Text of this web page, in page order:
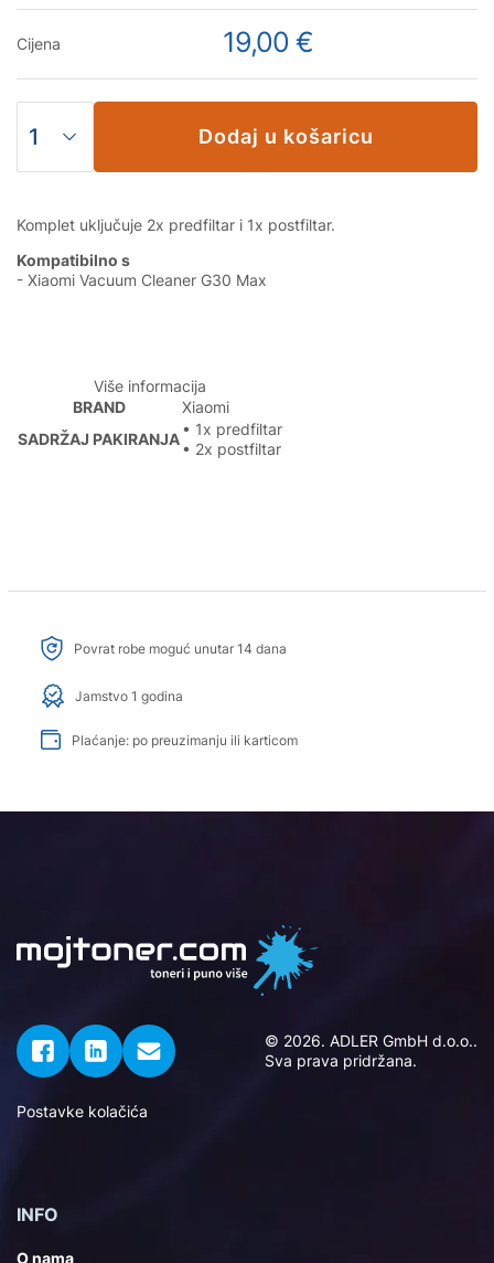
Komplet uključuje 2x predfiltar i 1x postfiltar.
Kompatibilno s
- Xiaomi Vacuum Cleaner G30 Max
Više informacija
BRAND
Xiaomi
SADRŽAJ PAKIRANJA
• 1x predfiltar
• 2x postfiltar
Cijena 19,00 €
Dodaj u košaricu
Povrat robe moguć unutar 14 dana
Jamstvo 1 godina
Plaćanje: po preuzimanju ili karticom
© 2026. ADLER GmbH d.o.o..
Sva prava pridržana.
Postavke kolačića
INFO
O nama